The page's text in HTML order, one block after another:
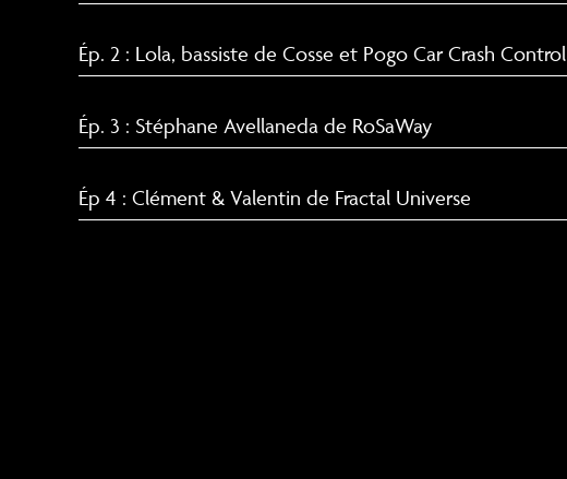
Ép. 2 : Lola, bassiste de Cosse et Pogo Car Crash Control
Ép. 3 : Stéphane Avellaneda de RoSaWay
Ép 4 : Clément & Valentin de Fractal Universe